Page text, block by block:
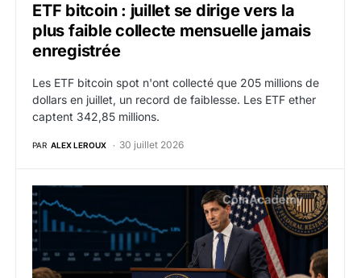
ETF bitcoin : juillet se dirige vers la
plus faible collecte mensuelle jamais
enregistrée
Les ETF bitcoin spot n'ont collecté que 205 millions de
dollars en juillet, un record de faiblesse. Les ETF ether
captent 342,85 millions.
PAR ALEX LEROUX 30 juillet 2026
PIB américain : la croissance ralentit à 1,5 % au